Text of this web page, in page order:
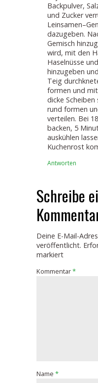
Backpulver,
und Zucker
dazugeben.
Gemisch
wird, mit den
Haselnüsse
hinzugeben
Teig
formen und
dicke Scheiben
rund formen
verteilen. Bei
backen, 5
auskühlen
Kuchenrost
Antworten
Schreibe
Deine E-Mail-
veröffentlicht.
markiert
Kommentar*
Name *